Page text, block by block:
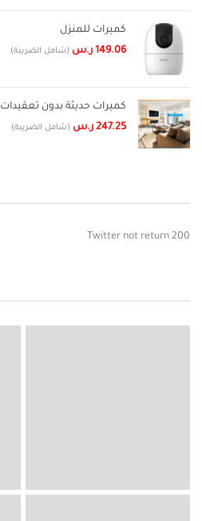
كميرات للمنزل
149.06 ر.س (شامل الضريبة)
كميرات حديثة بدون تعقيدات
247.25 ر.س (شامل الضريبة)
Twitter not return 200